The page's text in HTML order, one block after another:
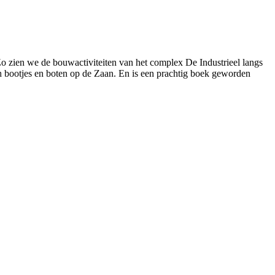
zien we de bouwactiviteiten van het complex De Industrieel langs
en boten op de Zaan. En is een prachtig boek geworden